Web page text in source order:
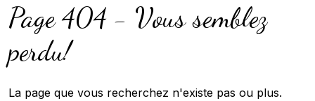
Page 404 - Vous semblez
perdu!
La page que vous recherchez n'existe pas ou plus.